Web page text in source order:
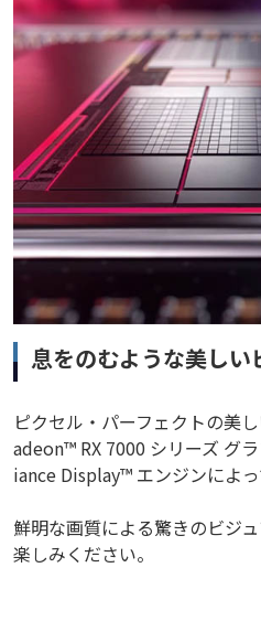
息をのむような美しい
ピクセル・パーフェクトの美
adeon™ RX 7000 シリーズ グ
iance Display™ エンジンによっ
鮮明な画質による驚きのビジ
楽しみください。